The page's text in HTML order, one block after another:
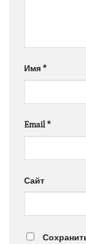
Имя*
Email*
Сайт